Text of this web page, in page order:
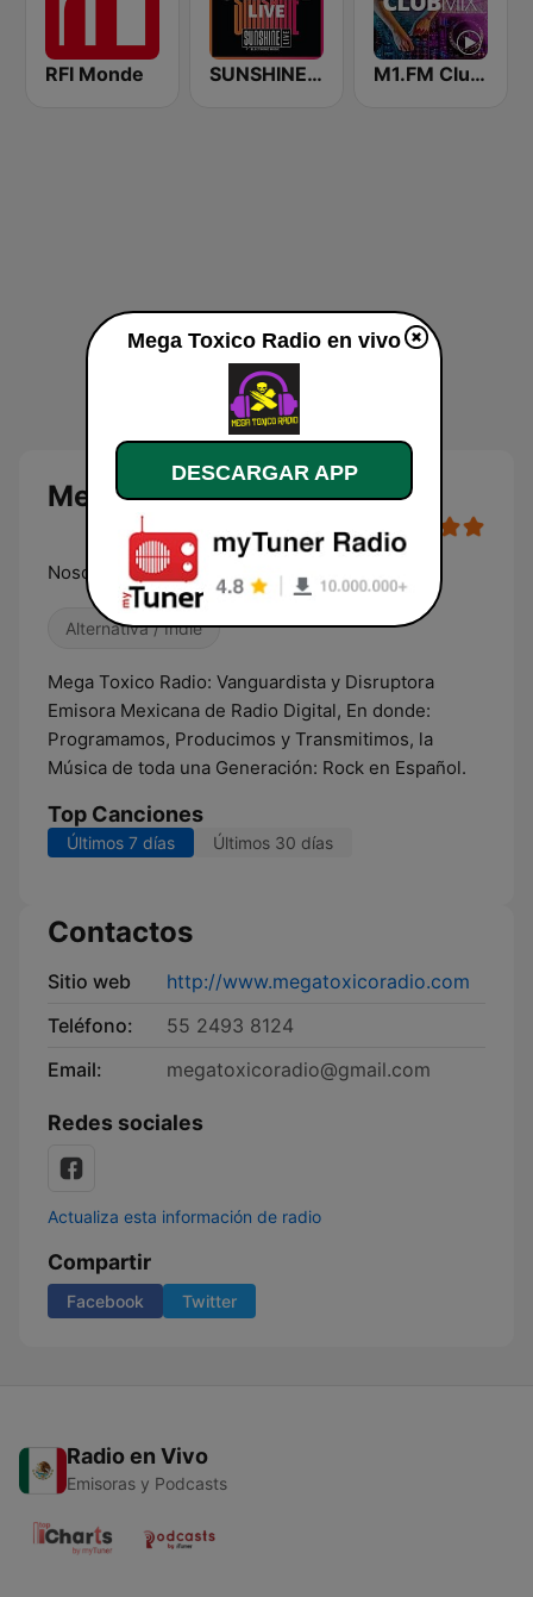
RFI Monde SUNSHINE LIVE M1.FM Club Mix
Mega Toxico Radio en vivo
Nosotros somos Rock en Español
Alternativa / Indie
Mega Toxico Radio: Vanguardista y Disruptora
Emisora Mexicana de Radio Digital, En donde:
Programamos, Producimos y Transmitimos, la
Música de toda una Generación: Rock en Español.
Top Canciones
Últimos 7 días Últimos 30 días
Contactos
Sitio web
http://www.megatoxicoradio.com
Teléfono:
55 2493 8124
Email:
megatoxicoradio@gmail.com
Redes sociales
Actualiza esta información de radio
Compartir
Facebook Twitter
Radio en Vivo
Emisoras y Podcasts
Mega Toxico Radio en vivo
DESCARGAR APP